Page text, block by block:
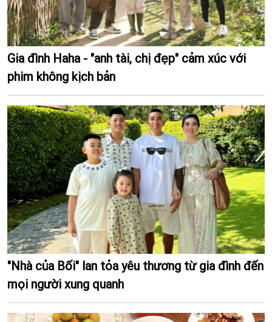
Gia đình Haha - "anh tài, chị đẹp" cảm xúc với
phim không kịch bản
"Nhà của Bối" lan tỏa yêu thương từ gia đình đến
mọi người xung quanh